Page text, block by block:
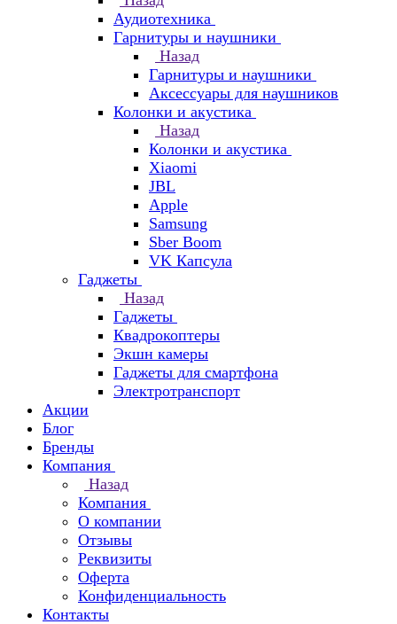
Аудиотехника
Гарнитуры и наушники
Назад
Гарнитуры и наушники
Аксессуары для наушников
Колонки и акустика
Назад
Колонки и акустика
Xiaomi
JBL
Apple
Samsung
Sber Boom
VK Капсула
Гаджеты
Назад
Гаджеты
Квадрокоптеры
Экшн камеры
Гаджеты для смартфона
Электротранспорт
Акции
Блог
Бренды
Компания
Назад
Компания
О компании
Отзывы
Реквизиты
Оферта
Конфиденциальность
Контакты